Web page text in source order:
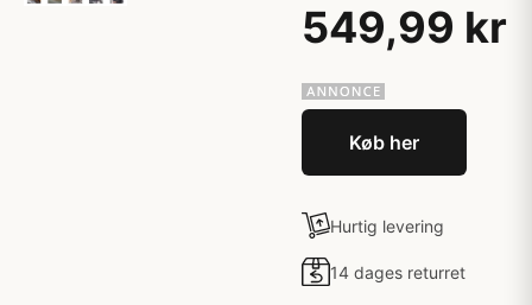
549,99 kr
Køb her
Hurtig levering
14 dages returret